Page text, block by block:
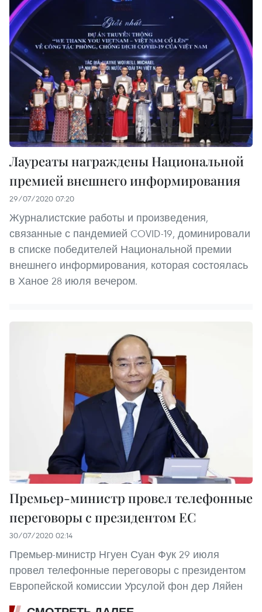
Лауреаты награждены Национальной
премией внешнего информирования
29/07/2020 07:20
Журналистские работы и произведения,
связанные с пандемией COVID-19, доминировали
в списке победителей Национальной премии
внешнего информирования, которая состоялась
в Ханое 28 июля вечером.
Премьер-министр провел телефонные
переговоры с президентом ЕС
30/07/2020 02:14
Премьер-министр Нгуен Суан Фук 29 июля
провел телефонные переговоры с президентом
Европейской комиссии Урсулой фон дер Ляйен